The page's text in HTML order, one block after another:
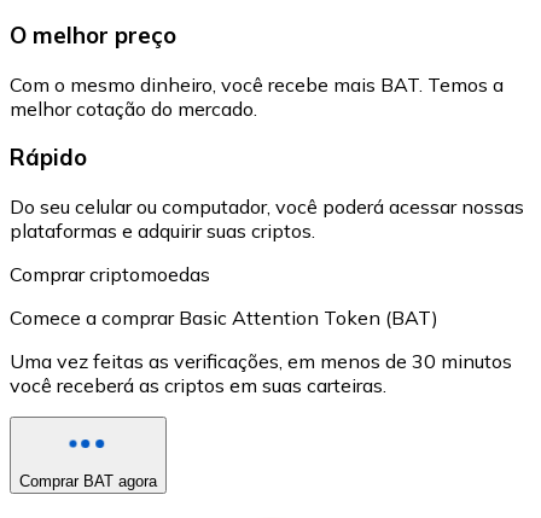
O melhor preço
Com o mesmo dinheiro, você recebe mais BAT. Temos a
melhor cotação do mercado.
Rápido
Do seu celular ou computador, você poderá acessar nossas
plataformas e adquirir suas criptos.
Comprar criptomoedas
Comece a comprar Basic Attention Token (BAT)
Uma vez feitas as verificações, em menos de 30 minutos
você receberá as criptos em suas carteiras.
Comprar BAT agora